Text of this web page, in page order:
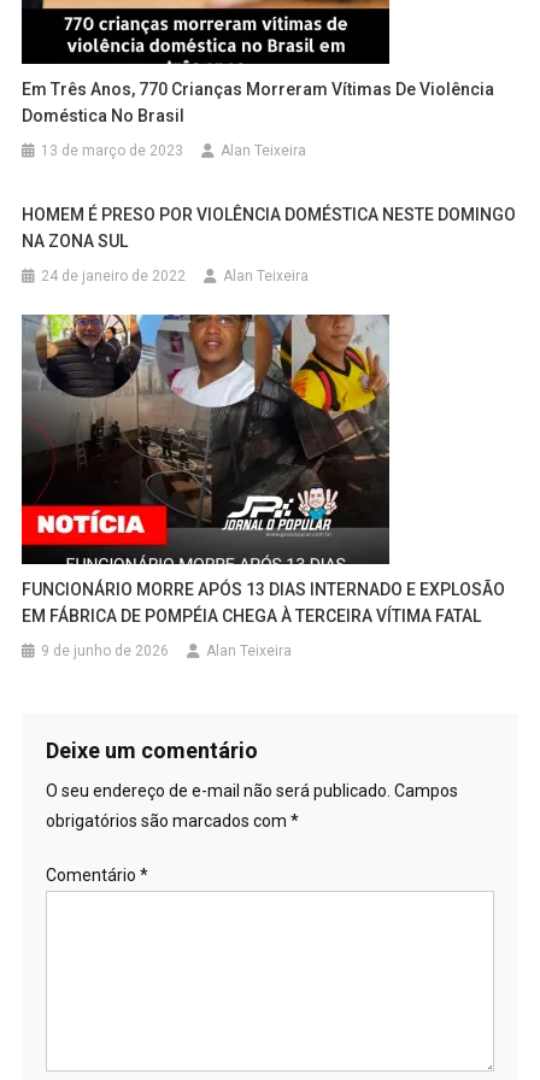
Em Três Anos, 770 Crianças Morreram Vítimas De Violência
Doméstica No Brasil
13 de março de 2023 Alan Teixeira
HOMEM É PRESO POR VIOLÊNCIA DOMÉSTICA NESTE DOMINGO
NA ZONA SUL
24 de janeiro de 2022 Alan Teixeira
FUNCIONÁRIO MORRE APÓS 13 DIAS INTERNADO E EXPLOSÃO
EM FÁBRICA DE POMPÉIA CHEGA À TERCEIRA VÍTIMA FATAL
9 de junho de 2026 Alan Teixeira
Deixe um comentário
O seu endereço de e-mail não será publicado. Campos
obrigatórios são marcados com *
Comentário *